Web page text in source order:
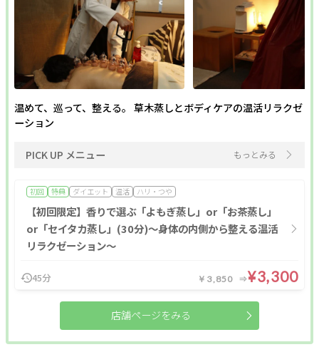
温めて、巡って、整える。 草木蒸しとボディケアの温活リラクゼ
ーション
PICK UP メニュー もっとみる
初回 特典 ダイエット 温活 ハリ・つや
【初回限定】香りで選ぶ「よもぎ蒸し」or「お茶蒸し」
or「セイタカ蒸し」(30分)〜身体の内側から整える温活
リラクゼーション〜
45分 ￥3,850 ¥3,300
店舗ページをみる